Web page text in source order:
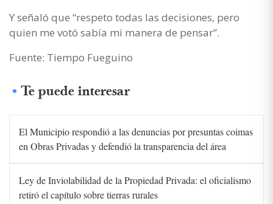
Y señaló que “respeto todas las decisiones, pero
quien me votó sabía mi manera de pensar”.
Fuente: Tiempo Fueguino
Te puede interesar
El Municipio respondió a las denuncias por presuntas coimas
en Obras Privadas y defendió la transparencia del área
Ley de Inviolabilidad de la Propiedad Privada: el oficialismo
retiró el capítulo sobre tierras rurales